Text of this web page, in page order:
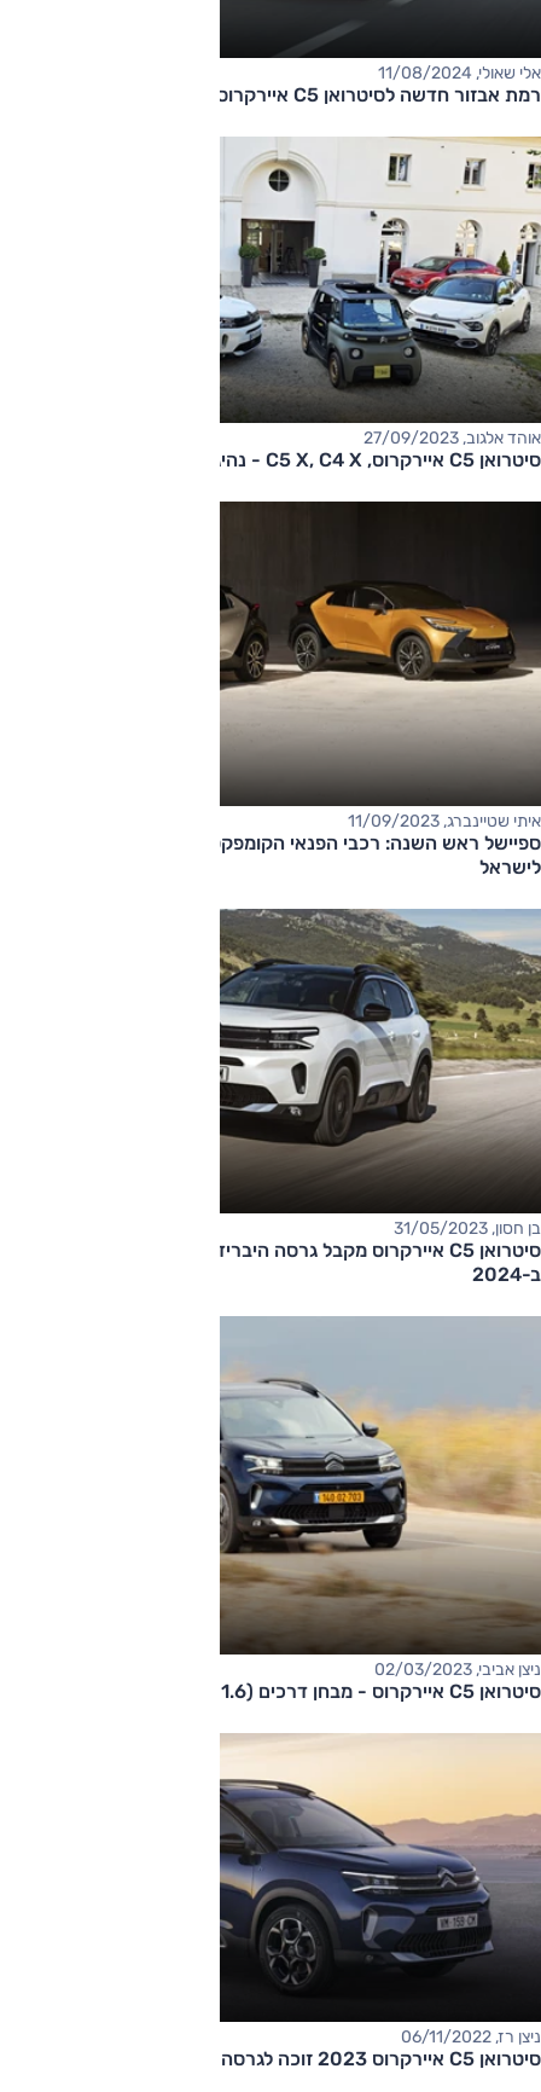
אלי שאולי, 11/08/2024
רמת אבזור חדשה לסיטרואן C5 איירקרוס
אוהד אלגוב, 27/09/2023
סיטרואן C5 איירקרוס, C5 X, C4 X - נהיגה ראשונה
איתי שטיינברג, 11/09/2023
ספיישל ראש השנה: רכבי הפנאי הקומפקטיים שעתידים להגיע
לישראל
בן חסון, 31/05/2023
סיטרואן C5 איירקרוס מקבל גרסה היברידית-מתונה. בישראל
ב-2024
ניצן אביבי, 02/03/2023
סיטרואן C5 איירקרוס - מבחן דרכים (1.6 ל' טורבו)
ניצן רז, 06/11/2022
​סיטרואן C5 איירקרוס 2023 זוכה לגרסה היברידית-נטענת חדשה